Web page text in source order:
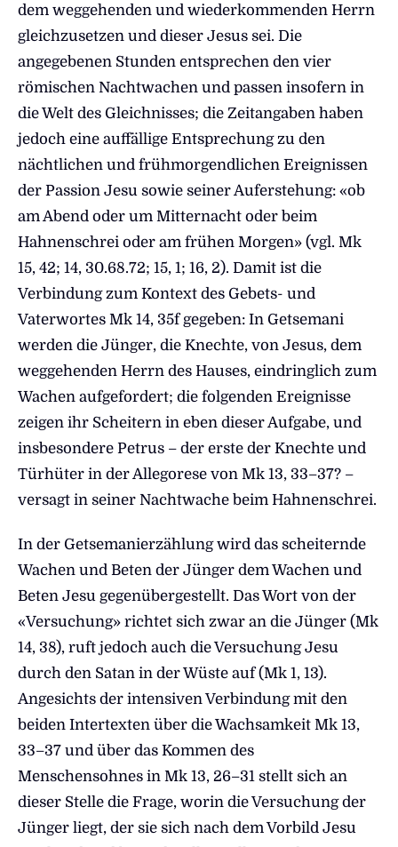
dem weggehenden und wiederkommenden Herrn
gleichzusetzen und dieser Jesus sei. Die
angegebenen Stunden entsprechen den vier
römischen Nachtwachen und passen insofern in
die Welt des Gleichnisses; die Zeitangaben haben
jedoch eine auffällige Entsprechung zu den
nächtlichen und frühmorgendlichen Ereignissen
der Passion Jesu sowie seiner Auferstehung: «ob
am Abend oder um Mitternacht oder beim
Hahnenschrei oder am frühen Morgen» (vgl. Mk
15, 42; 14, 30.68.72; 15, 1; 16, 2). Damit ist die
Verbindung zum Kontext des Gebets- und
Vaterwortes Mk 14, 35f gegeben: In Getsemani
werden die Jünger, die Knechte, von Jesus, dem
weggehenden Herrn des Hauses, eindringlich zum
Wachen aufgefordert; die folgenden Ereignisse
zeigen ihr Scheitern in eben dieser Aufgabe, und
insbesondere Petrus – der erste der Knechte und
Türhüter in der Allegorese von Mk 13, 33–37? –
versagt in seiner Nachtwache beim Hahnenschrei.
In der Getsemanierzählung wird das scheiternde
Wachen und Beten der Jünger dem Wachen und
Beten Jesu gegenübergestellt. Das Wort von der
«Versuchung» richtet sich zwar an die Jünger (Mk
14, 38), ruft jedoch auch die Versuchung Jesu
durch den Satan in der Wüste auf (Mk 1, 13).
Angesichts der intensiven Verbindung mit den
beiden Intertexten über die Wachsamkeit Mk 13,
33–37 und über das Kommen des
Menschensohnes in Mk 13, 26–31 stellt sich an
dieser Stelle die Frage, worin die Versuchung der
Jünger liegt, der sie sich nach dem Vorbild Jesu